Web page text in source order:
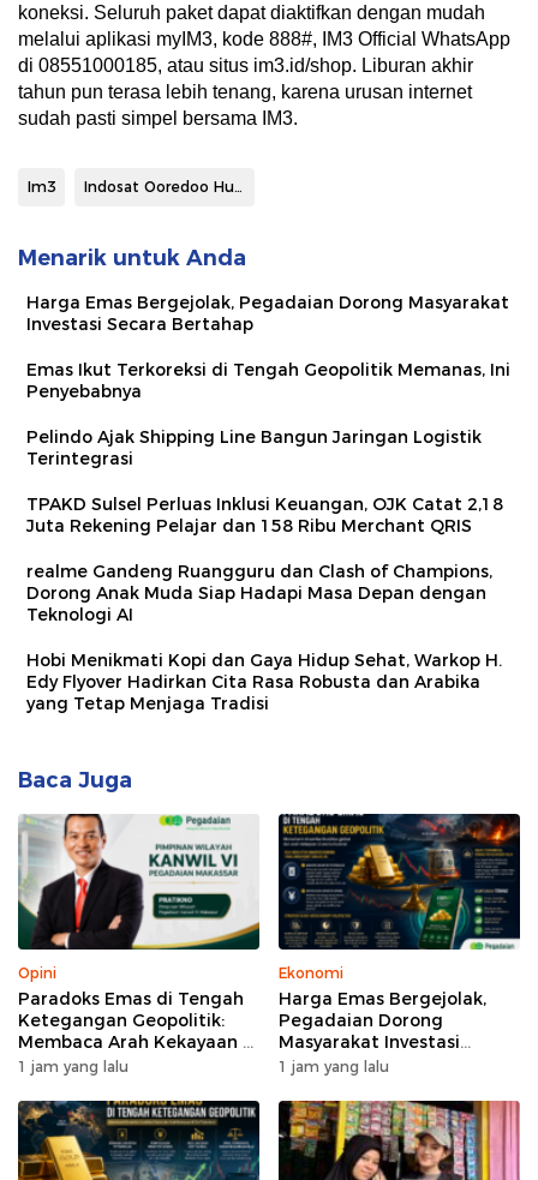
koneksi. Seluruh paket dapat diaktifkan dengan mudah
melalui aplikasi myIM3, kode 888#, IM3 Official WhatsApp
di 08551000185, atau situs im3.id/shop. Liburan akhir
tahun pun terasa lebih tenang, karena urusan internet
sudah pasti simpel bersama IM3.
Im3 Indosat Ooredoo Hutchison
Menarik untuk Anda
Harga Emas Bergejolak, Pegadaian Dorong Masyarakat
Investasi Secara Bertahap
Emas Ikut Terkoreksi di Tengah Geopolitik Memanas, Ini
Penyebabnya
Pelindo Ajak Shipping Line Bangun Jaringan Logistik
Terintegrasi
TPAKD Sulsel Perluas Inklusi Keuangan, OJK Catat 2,18
Juta Rekening Pelajar dan 158 Ribu Merchant QRIS
realme Gandeng Ruangguru dan Clash of Champions,
Dorong Anak Muda Siap Hadapi Masa Depan dengan
Teknologi AI
Hobi Menikmati Kopi dan Gaya Hidup Sehat, Warkop H.
Edy Flyover Hadirkan Cita Rasa Robusta dan Arabika
yang Tetap Menjaga Tradisi
Baca Juga
Opini
Paradoks Emas di Tengah
Ketegangan Geopolitik:
Membaca Arah Kekayaan di
Era Turbulensi
1 jam yang lalu
Ekonomi
Harga Emas Bergejolak,
Pegadaian Dorong
Masyarakat Investasi
Secara Bertahap
1 jam yang lalu